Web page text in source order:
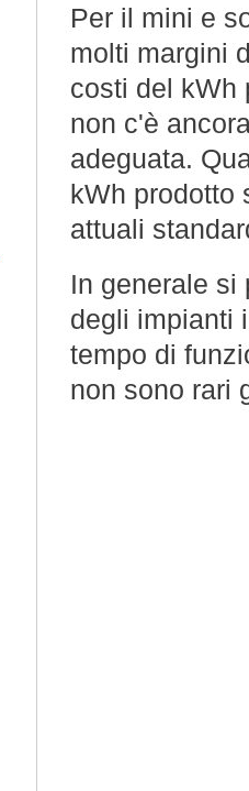
Per il mini e
molti margini
costi del kWh
non c'è
adeguata.
kWh prodotto
attuali
In generale si
degli impianti
tempo di
non sono rari